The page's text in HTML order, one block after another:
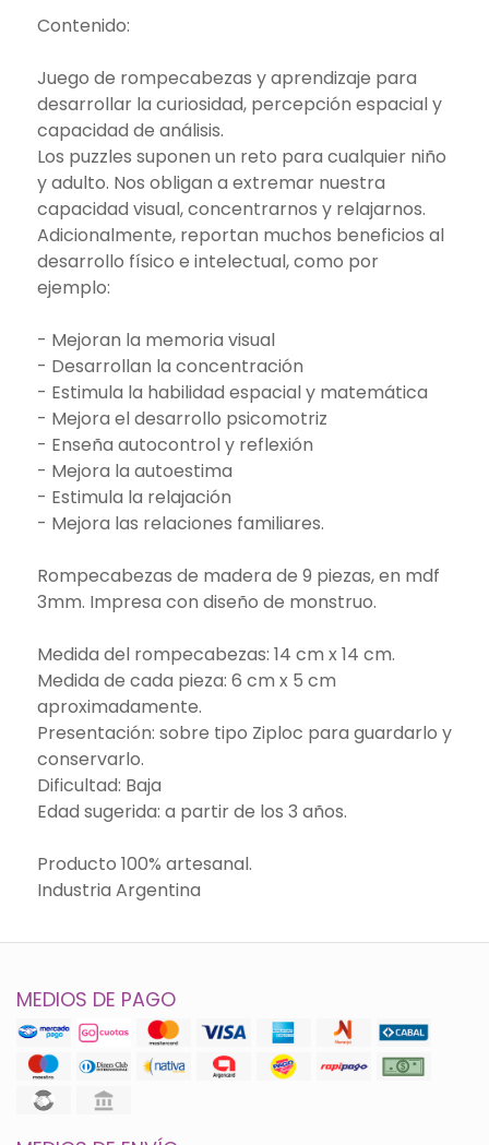
Contenido:
Juego de rompecabezas y aprendizaje para
desarrollar la curiosidad, percepción espacial y
capacidad de análisis.
Los puzzles suponen un reto para cualquier niño
y adulto. Nos obligan a extremar nuestra
capacidad visual, concentrarnos y relajarnos.
Adicionalmente, reportan muchos beneficios al
desarrollo físico e intelectual, como por
ejemplo:
- Mejoran la memoria visual
- Desarrollan la concentración
- Estimula la habilidad espacial y matemática
- Mejora el desarrollo psicomotriz
- Enseña autocontrol y reflexión
- Mejora la autoestima
- Estimula la relajación
- Mejora las relaciones familiares.
Rompecabezas de madera de 9 piezas, en mdf
3mm. Impresa con diseño de monstruo.
Medida del rompecabezas: 14 cm x 14 cm.
Medida de cada pieza: 6 cm x 5 cm
aproximadamente.
Presentación: sobre tipo Ziploc para guardarlo y
conservarlo.
Dificultad: Baja
Edad sugerida: a partir de los 3 años.
Producto 100% artesanal.
Industria Argentina
MEDIOS DE PAGO